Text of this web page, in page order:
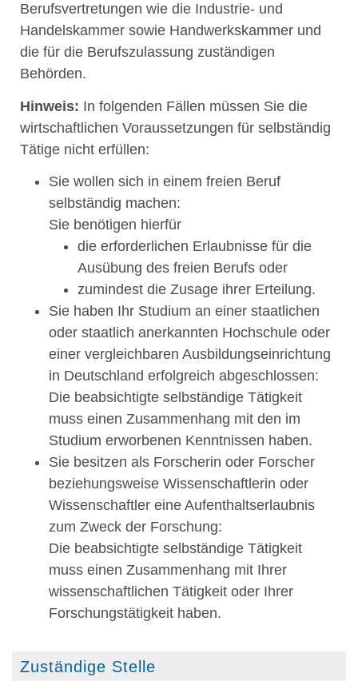
Berufsvertretungen wie die Industrie- und
Handelskammer sowie Handwerkskammer und
die für die Berufszulassung zuständigen
Behörden.
Hinweis: In folgenden Fällen müssen Sie die
wirtschaftlichen Voraussetzungen für selbständig
Tätige nicht erfüllen:
Sie wollen sich in einem freien Beruf
selbständig machen:
Sie benötigen hierfür
die erforderlichen Erlaubnisse für die
Ausübung des freien Berufs oder
zumindest die Zusage ihrer Erteilung.
Sie haben Ihr Studium an einer staatlichen
oder staatlich anerkannten Hochschule oder
einer vergleichbaren Ausbildungseinrichtung
in Deutschland erfolgreich abgeschlossen:
Die beabsichtigte selbständige Tätigkeit
muss einen Zusammenhang mit den im
Studium erworbenen Kenntnissen haben.
Sie besitzen als Forscherin oder Forscher
beziehungsweise Wissenschaftlerin oder
Wissenschaftler eine Aufenthaltserlaubnis
zum Zweck der Forschung:
Die beabsichtigte selbständige Tätigkeit
muss einen Zusammenhang mit Ihrer
wissenschaftlichen Tätigkeit oder Ihrer
Forschungstätigkeit haben.
Zuständige Stelle